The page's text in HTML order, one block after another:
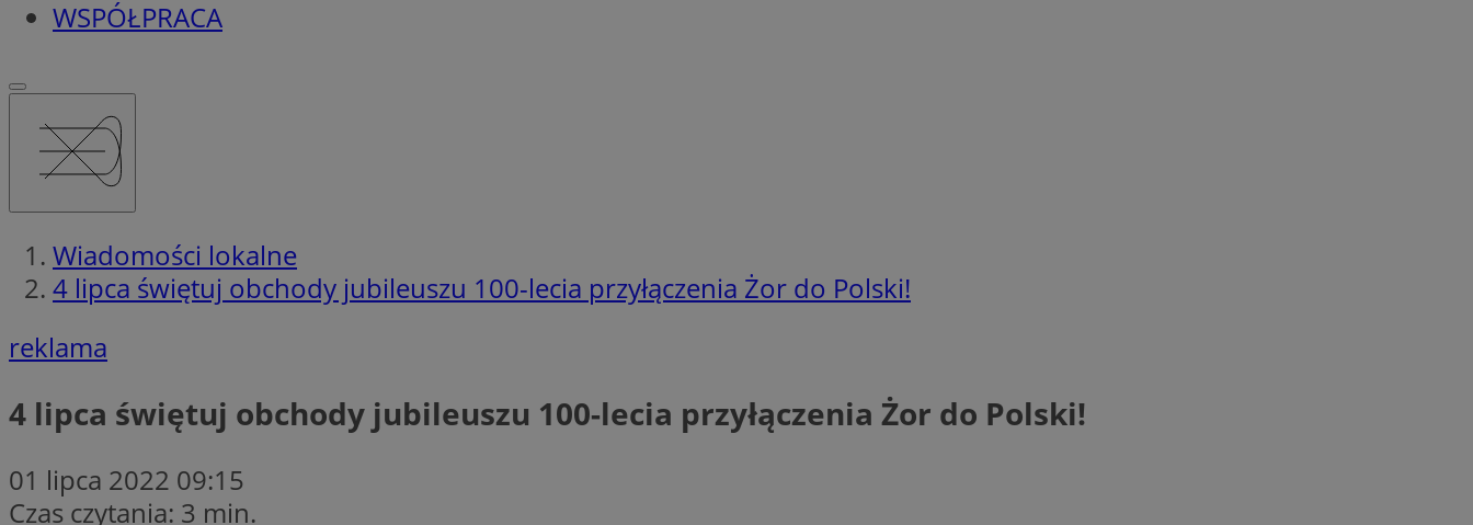
WSPÓŁPRACA
Wiadomości lokalne
4 lipca świętuj obchody jubileuszu 100-lecia przyłączenia Żor do Polski!
reklama
4 lipca świętuj obchody jubileuszu 100-lecia przyłączenia Żor do Polski!
01 lipca 2022 09:15
Czas czytania: 3 min.